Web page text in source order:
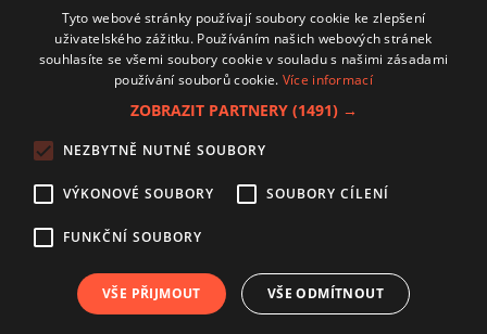
Přihlášením k newsletteru vyjadřujete svůj souhlas spodmínkami
zpracování osobních údajů.
Zásady používání souborů cookies
Autoři
Nastavení cookies
CZECH
Tyto webové stránky používají soubory cookie ke zlepšení
uživatelského zážitku. Používáním našich webových stránek
souhlasíte se všemi soubory cookie v souladu s našimi zásadami
používání souborů cookie. Více informací
ZOBRAZIT PARTNERY (1491) →
NEZBYTNĚ NUTNÉ SOUBORY
VÝKONOVÉ SOUBORY SOUBORY CÍLENÍ
FUNKČNÍ SOUBORY
VŠE PŘIJMOUT VŠE ODMÍTNOUT